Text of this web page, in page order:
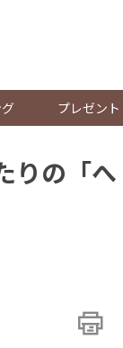
プレゼント
りの「へ